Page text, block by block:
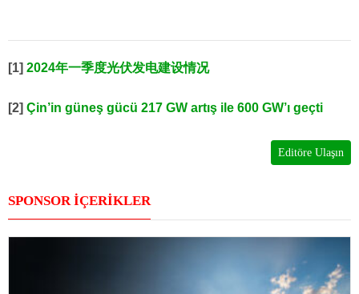
[1] 2024年一季度光伏发电建设情况
[2] Çin’in güneş gücü 217 GW artış ile 600 GW’ı geçti
Editöre Ulaşın
SPONSOR İÇERİKLER